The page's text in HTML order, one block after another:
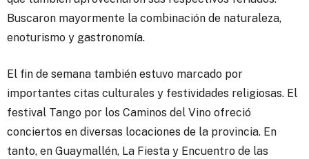
Buscaron mayormente la combinación de naturaleza,
enoturismo y gastronomía.
El fin de semana también estuvo marcado por
importantes citas culturales y festividades religiosas. El
festival Tango por los Caminos del Vino ofreció
conciertos en diversas locaciones de la provincia. En
tanto, en Guaymallén, La Fiesta y Encuentro de las